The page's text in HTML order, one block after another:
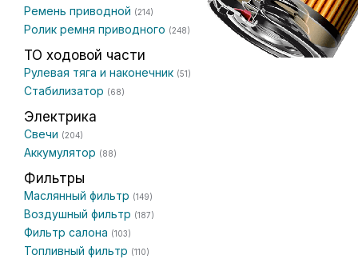
Ремень приводной (214)
Ролик ремня приводного (248)
ТО ходовой части
Рулевая тяга и наконечник (51)
Стабилизатор (68)
Электрика
Свечи (204)
Аккумулятор (88)
Фильтры
Маслянный фильтр (149)
Воздушный фильтр (187)
Фильтр салона (103)
Топливный фильтр (110)